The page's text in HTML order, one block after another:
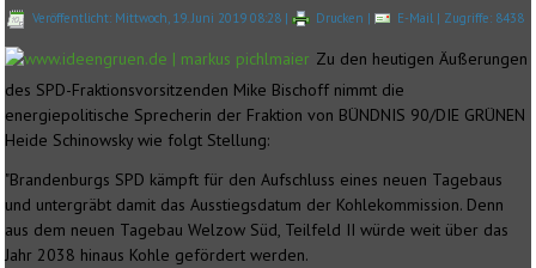
Veröffentlicht: Mittwoch, 19. Juni 2019 08:28 | Drucken | E-Mail | Zugriffe: 8438
Zu den heutigen Äußerungen
des SPD-Fraktionsvorsitzenden Mike Bischoff nimmt die
energiepolitische Sprecherin der Fraktion von BÜNDNIS 90/DIE GRÜNEN
Heide Schinowsky wie folgt Stellung:
"Brandenburgs SPD kämpft für den Aufschluss eines neuen Tagebaus
und untergräbt damit das Ausstiegsdatum der Kohlekommission. Denn
aus dem neuen Tagebau Welzow Süd, Teilfeld II würde weit über das
Jahr 2038 hinaus Kohle gefördert werden.